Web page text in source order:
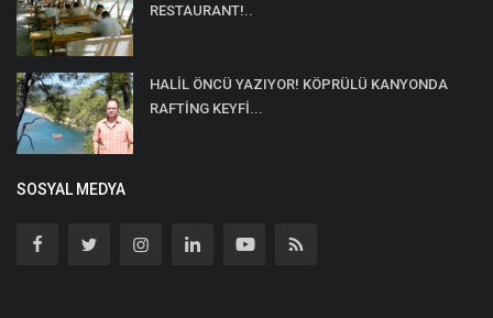
RESTAURANT!..
HALİL ÖNCÜ YAZIYOR! KÖPRÜLÜ KANYONDA
RAFTİNG KEYFİ...
SOSYAL MEDYA